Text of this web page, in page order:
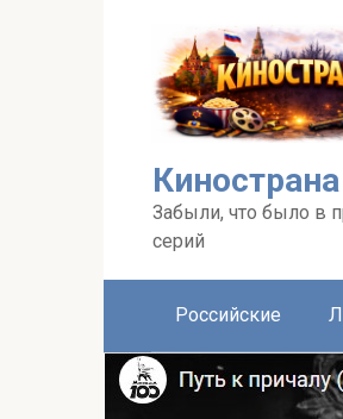
Забыли, что было в
серий
Российские